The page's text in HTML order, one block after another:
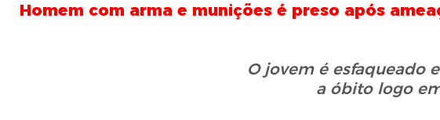
Homem com arma e munições é preso após
O jovem é esfaqueado
a óbito logo